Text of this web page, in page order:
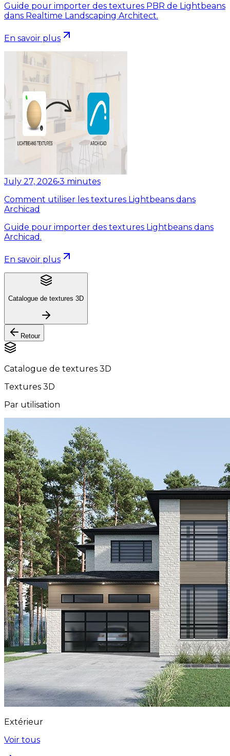
Guide pour importer des textures PBR de Lightbeans
dans Realtime Landscaping Architect.
En savoir plus
July 27, 2026•3 minutes
Comment utiliser les textures Lightbeans dans
Archicad
Guide pour importer des textures Lightbeans dans
Archicad.
En savoir plus
Catalogue de textures 3D
Retour
Catalogue de textures 3D
Textures 3D
Par utilisation
Extérieur
Voir tous